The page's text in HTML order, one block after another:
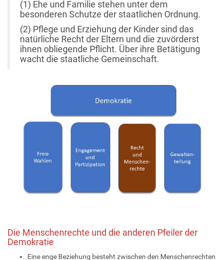
(1) Ehe und Familie stehen unter dem
besonderen Schutze der staatlichen Ordnung.
(2) Pflege und Erziehung der Kinder sind das
natürliche Recht der Eltern und die zuvörderst
ihnen obliegende Pflicht. Über ihre Betätigung
wacht die staatliche Gemeinschaft.
Die Menschenrechte und die anderen Pfeiler der
Demokratie
Eine enge Beziehung besteht zwischen den Menschenrechten